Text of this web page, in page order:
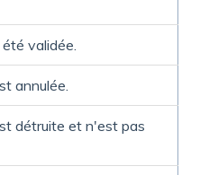
validée.
annulée.
détruite et n'est pas